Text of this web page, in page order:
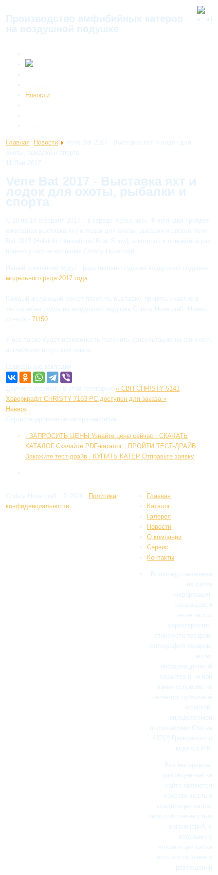
Производство амфибийных катеров
на воздушной подушке
Новости
Главная Новости
Vene Bat 2017 - Выставка яхт и лодок для
охоты, рыбалки и спорта
11 Янв 2017
Vene Bat 2017 - Выставка яхт и
лодок для охоты, рыбалки и
спорта
С 10 по 19 февраля 2017 г. в городе Хельсинки, Финляндия пройдет
ежегодная выставка яхт и лодок для охоты, рыбалки и спорта Vene
Bat 2017 (Helsinki International Boat Show), в которой в очередной раз
примет участие компания Christy Hovercraft.
Нашей компанией будут представлены суда на воздушной подушке
модельного ряда 2017 года.
Каждый желающий может посетить выставку, принять участие в
тест-драйве судов на воздушной подушке Christy Hovercraft. Номер
стенда -7f150
У вас также будет возможность получить консультацию на финском,
английском и русском языке.
Социальные закладки
Другие материалы в этой категории:
« СВП CHRISTY 5143
Ховеркрафт CHRISTY 7183 PC доступен для заказа »
Наверх
Сертифицированные катера-амфибии
. ЗАПРОСИТЬ ЦЕНЫ Узнайте цены сейчас . СКАЧАТЬ
КАТАЛOГ Скачайте PDF-каталог . ПРОЙТИ ТЕСТ-ДРАЙВ
Закажите тест-драйв . КУПИТЬ КАТЕР Отправьте заявку
Christy Hovercraft © 2026
Политикa
конфиденциальности
Главная
Каталог
Галерея
Новости
О компании
Сервис
Контакты
Вся представленная
на сайте
информация,
касающаяся
технических
характеристик,
стоимости товаров,
фотографий товаров,
носит
информационный
характер и ни при
каких условиях не
является публичной
офертой,
определяемой
положениями Статьи
437(2) Гражданского
кодекса РФ.
Все материалы,
размещенные на
сайте являются
собственностью
владельцев сайта,
либо собственностью
организаций, с
которыми у
владельцев сайта
есть соглашение о
размещении